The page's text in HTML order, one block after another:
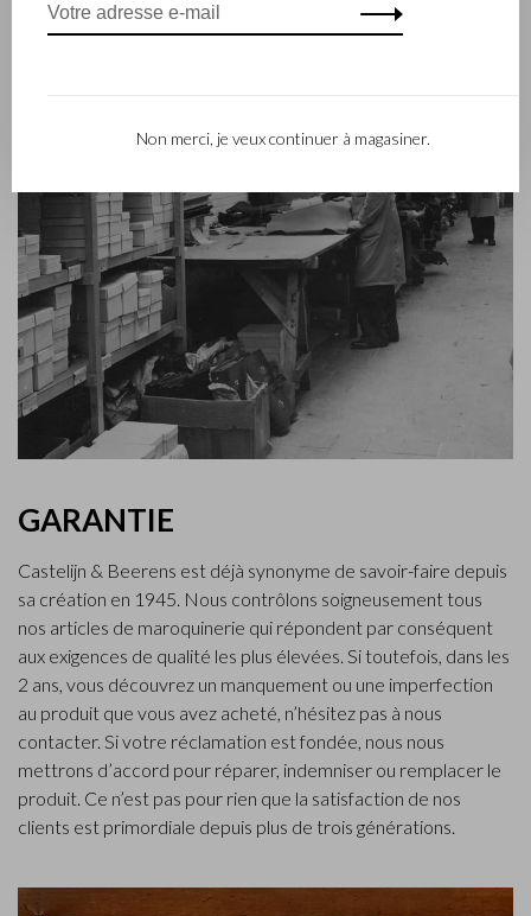
GARANTIE
Castelijn & Beerens est déjà synonyme de savoir-faire depuis
sa création en 1945. Nous contrôlons soigneusement tous
nos articles de maroquinerie qui répondent par conséquent
aux exigences de qualité les plus élevées. Si toutefois, dans les
2 ans, vous découvrez un manquement ou une imperfection
au produit que vous avez acheté, n’hésitez pas à nous
contacter. Si votre réclamation est fondée, nous nous
mettrons d’accord pour réparer, indemniser ou remplacer le
produit. Ce n’est pas pour rien que la satisfaction de nos
clients est primordiale depuis plus de trois générations.
Non merci, je veux continuer à magasiner.